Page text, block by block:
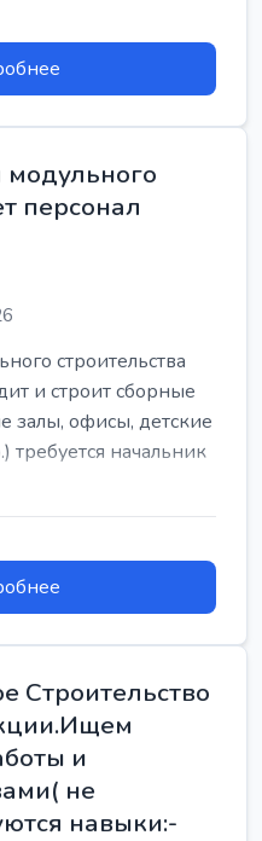
персонал
строительства
и строит сборные
залы, офисы, детские
начальник
Строительство
и
не
навыки:-